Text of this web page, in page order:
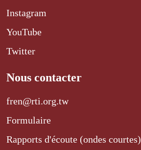
Instagram
YouTube
Twitter
Nous contacter
fren@rti.org.tw
Formulaire
Rapports d'écoute (ondes courtes)